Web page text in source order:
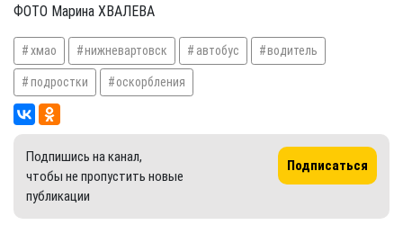
ФОТО Марина ХВАЛЕВА
хмао нижневартовск автобус водитель
подростки оскорбления
Подпишись на канал,
чтобы не пропустить новые
публикации
Подписаться